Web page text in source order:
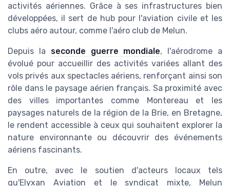
activités aériennes. Grâce à ses infrastructures bien
développées, il sert de hub pour l'aviation civile et les
clubs aéro autour, comme l'aéro club de Melun.
Depuis la seconde guerre mondiale, l'aérodrome a
évolué pour accueillir des activités variées allant des
vols privés aux spectacles aériens, renforçant ainsi son
rôle dans le paysage aérien français. Sa proximité avec
des villes importantes comme Montereau et les
paysages naturels de la région de la Brie, en Bretagne,
le rendent accessible à ceux qui souhaitent explorer la
nature environnante ou découvrir des événements
aériens fascinants.
En outre, avec le soutien d'acteurs locaux tels
qu'Elyxan Aviation et le syndicat mixte, Melun